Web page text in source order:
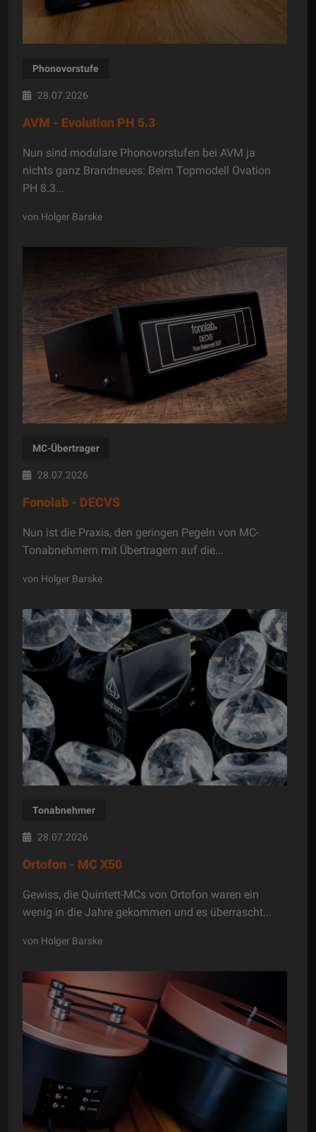
Phonovorstufe
28.07.2026
AVM - Evolution PH 5.3
Nun sind modulare Phonovorstufen bei AVM ja
nichts ganz Brandneues: Beim Topmodell Ovation
PH 8.3...
von Holger Barske
MC-Übertrager
28.07.2026
Fonolab - DECVS
Nun ist die Praxis, den geringen Pegeln von MC-
Tonabnehmern mit Übertragern auf die...
von Holger Barske
Tonabnehmer
28.07.2026
Ortofon - MC X50
Gewiss, die Quintett-MCs von Ortofon waren ein
wenig in die Jahre gekommen und es überrascht...
von Holger Barske